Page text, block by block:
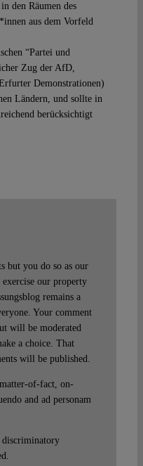
den Räumen des
aus dem Vorfeld
“Partei und
Zug der AfD,
Demonstrationen)
Ländern, und sollte in
berücksichtigt
but you do so as our
our property
remains a
Your comment
will be moderated
a choice. That
will be published.
of-fact, on-
and ad personam
discriminatory